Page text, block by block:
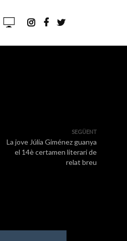
SEGÜENT
La jove Júlia Giménez guanya
el 14è certamen literari de
relat breu